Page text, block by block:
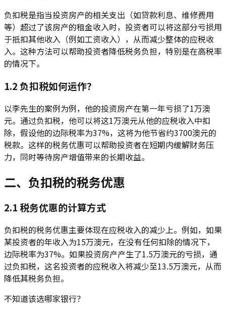
负扣税是指当投资房产的相关支出（如贷款利息、维修费用
等）超过了该房产的租金收入时，投资者可以将这部分亏损用
于抵扣其他收入（例如工资收入），从而减少整体的应税收
入。这种方法可以帮助投资者降低税务负担，特别是在高税率
的情况下。
1.2 负扣税如何运作？
以李先生的案例为例，他的投资房产在第一年亏损了1万澳
元。通过负扣税，他可以将这1万澳元从他的应税收入中扣
除，假设他的边际税率为37%，这将为他节省约3700澳元的
税款。这样的税务优惠可以帮助投资者在短期内缓解财务压
力，同时等待房产增值带来的长期收益。
二、负扣税的税务优惠
2.1 税务优惠的计算方式
负扣税的税务优惠主要体现在应税收入的减少上。例如，如果
某投资者的年收入为15万澳元，在没有任何扣除的情况下，
边际税率为37%。如果投资房产产生了1.5万澳元的亏损，通
过负扣税，这名投资者的应税收入将减少至13.5万澳元，从而
降低其税务负担。
不知道该选哪家银行？